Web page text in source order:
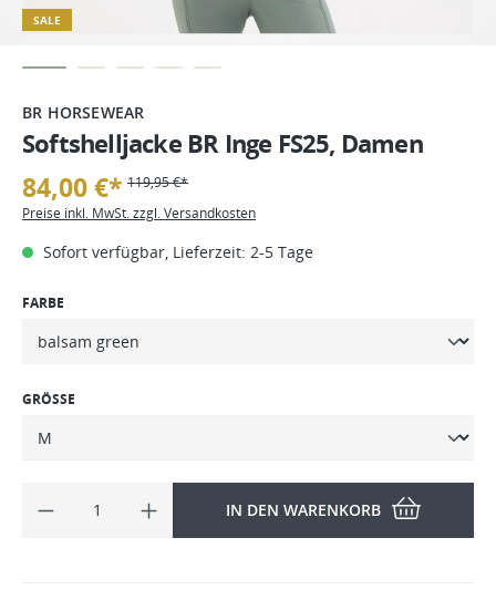
SALE
BR HORSEWEAR
Softshelljacke BR Inge FS25, Damen
84,00 €* 119,95 €*
Preise inkl. MwSt. zzgl. Versandkosten
Sofort verfügbar, Lieferzeit: 2-5 Tage
FARBE
GRÖSSE
IN DEN WARENKORB